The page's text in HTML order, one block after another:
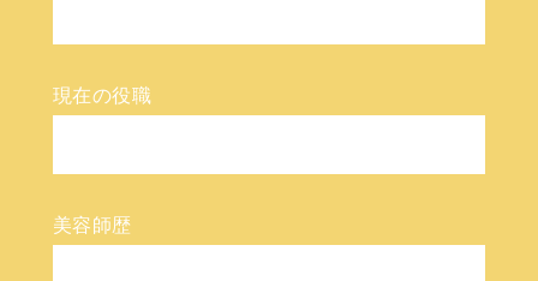
現在の役職
美容師歴